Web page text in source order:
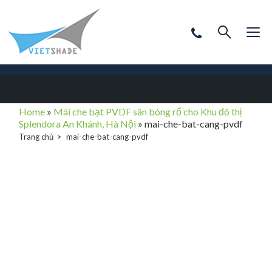
Home » Mái che bạt PVDF sân bóng rổ cho Khu đô thị
Splendora An Khánh, Hà Nội »mai-che-bat-cang-pvdf
Trang chủ mai-che-bat-cang-pvdf